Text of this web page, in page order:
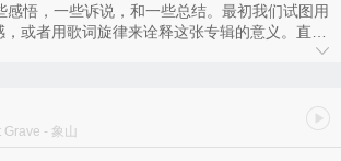
感悟，一些诉说，和一些总结。最初我们试图用
或者用歌词旋律来诠释这张专辑的意义。直到
远无法用某一种所谓的风格来诠释这张专辑的全
难过，有愤怒，也有沉默的。所以时而需要歌
情感的音乐形式将每一首歌呈现，去讲好这一段
路的尽头是一座似象的山，曾经的我们都住在
Grave - 象山